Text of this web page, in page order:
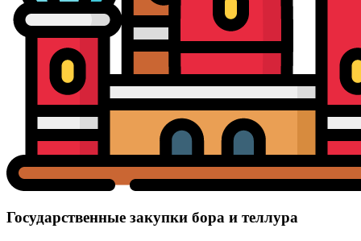
Государственные закупки бора и теллура